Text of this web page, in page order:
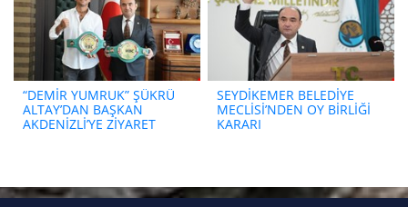
“DEMİR YUMRUK” ŞÜKRÜ
ALTAY’DAN BAŞKAN
AKDENİZLİ’YE ZİYARET
SEYDİKEMER BELEDİYE
MECLİSİ’NDEN OY BİRLİĞİ
KARARI